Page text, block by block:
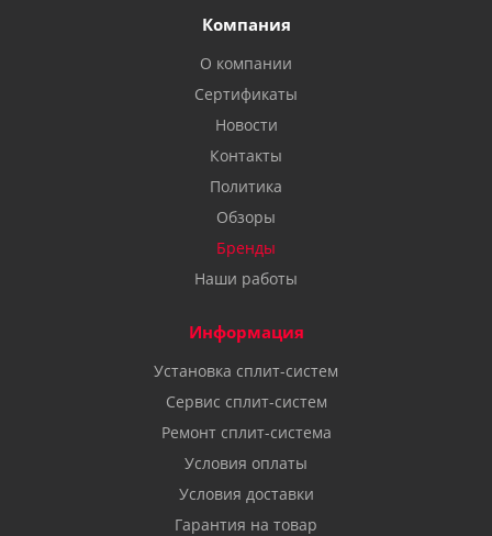
Компания
О компании
Сертификаты
Новости
Контакты
Политика
Обзоры
Бренды
Наши работы
Информация
Установка сплит-систем
Сервис сплит-систем
Ремонт сплит-система
Условия оплаты
Условия доставки
Гарантия на товар